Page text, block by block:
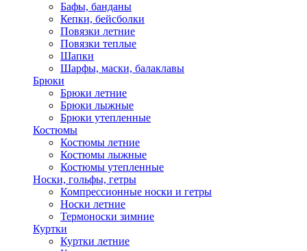
Бафы, банданы
Кепки, бейсболки
Повязки летние
Повязки теплые
Шапки
Шарфы, маски, балаклавы
Брюки
Брюки летние
Брюки лыжные
Брюки утепленные
Костюмы
Костюмы летние
Костюмы лыжные
Костюмы утепленные
Носки, гольфы, гетры
Компрессионные носки и гетры
Носки летние
Термоноски зимние
Куртки
Куртки летние